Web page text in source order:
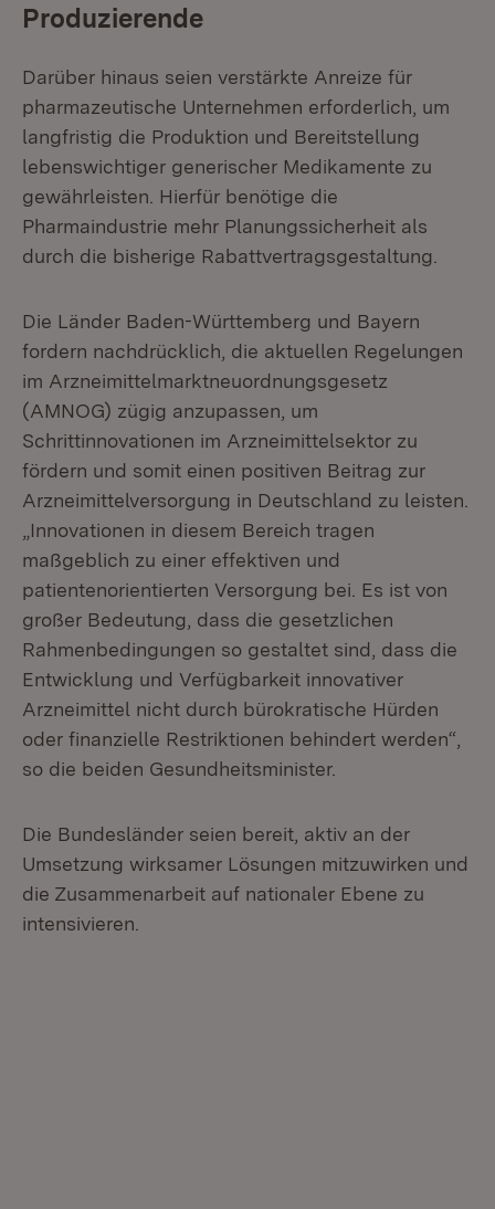
Produzierende
Darüber hinaus seien verstärkte Anreize für
pharmazeutische Unternehmen erforderlich, um
langfristig die Produktion und Bereitstellung
lebenswichtiger generischer Medikamente zu
gewährleisten. Hierfür benötige die
Pharmaindustrie mehr Planungssicherheit als
durch die bisherige Rabattvertragsgestaltung.
Die Länder Baden-Württemberg und Bayern
fordern nachdrücklich, die aktuellen Regelungen
im Arzneimittelmarktneuordnungsgesetz
(AMNOG) zügig anzupassen, um
Schrittinnovationen im Arzneimittelsektor zu
fördern und somit einen positiven Beitrag zur
Arzneimittelversorgung in Deutschland zu leisten.
„Innovationen in diesem Bereich tragen
maßgeblich zu einer effektiven und
patientenorientierten Versorgung bei. Es ist von
großer Bedeutung, dass die gesetzlichen
Rahmenbedingungen so gestaltet sind, dass die
Entwicklung und Verfügbarkeit innovativer
Arzneimittel nicht durch bürokratische Hürden
oder finanzielle Restriktionen behindert werden“,
so die beiden Gesundheitsminister.
Die Bundesländer seien bereit, aktiv an der
Umsetzung wirksamer Lösungen mitzuwirken und
die Zusammenarbeit auf nationaler Ebene zu
intensivieren.